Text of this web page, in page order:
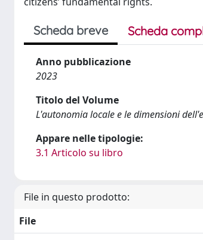
Scheda breve Scheda
Anno pubblicazione
2023
Titolo del Volume
L'autonomia locale e le dimensioni
Appare nelle tipologie:
3.1 Articolo su libro
File in questo prodotto:
File